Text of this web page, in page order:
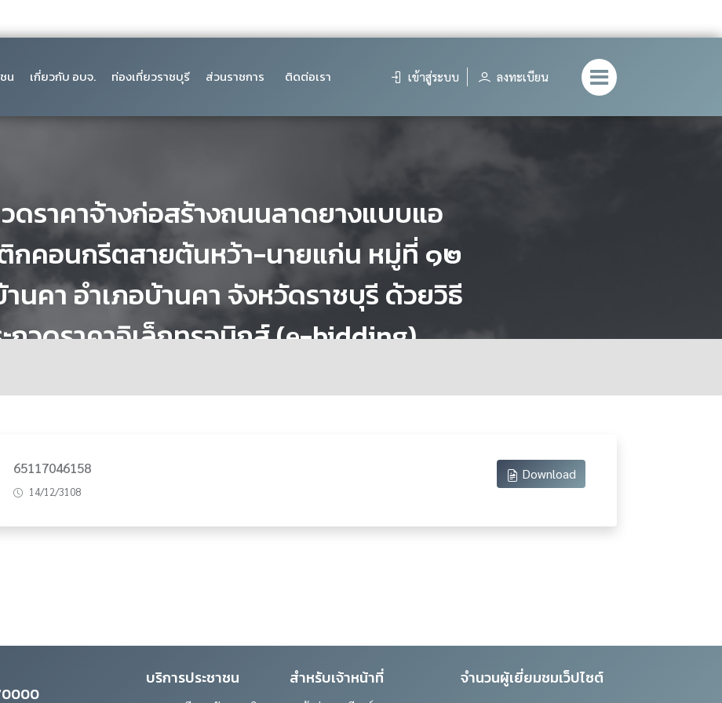
น เกี่ยวกับ อบจ. ท่องเที่ยวราชบุรี ส่วนราชการ ติดต่อเรา เข้าสู่ระบบ ลงทะเบียน
ดราคาจ้างก่อสร้างถนนลาดยางแบบแอ
คอนกรีตสายต้นหว้า-นายแก่น หมู่ที่ ๑๒
นคา อำเภอบ้านคา จังหวัดราชบุรี ด้วยวิธี
กวดราคาอิเล็กทรอนิกส์ (e-bidding)
65117046158
14/12/3108
Download
บริการประชาชน สำหรับเจ้าหน้าที่ จำนวนผู้เยี่ยมชมเว็ปไซต์